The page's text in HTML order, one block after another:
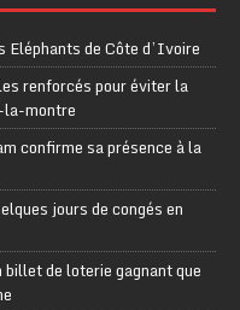
Eléphants de Côte d’Ivoire
renforcés pour éviter la
la-montre
confirme sa présence à la
jours de congés en
de loterie gagnant que